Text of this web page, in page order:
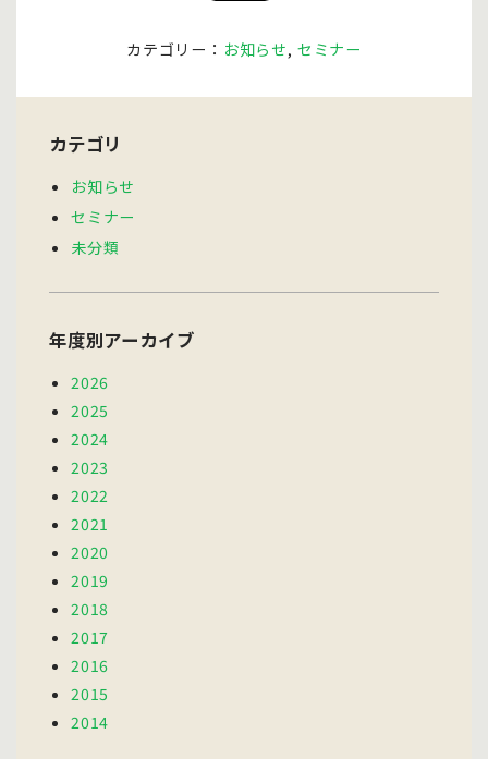
カテゴリー： お知らせ, セミナー
カテゴリ
お知らせ
セミナー
未分類
年度別アーカイブ
2026
2025
2024
2023
2022
2021
2020
2019
2018
2017
2016
2015
2014